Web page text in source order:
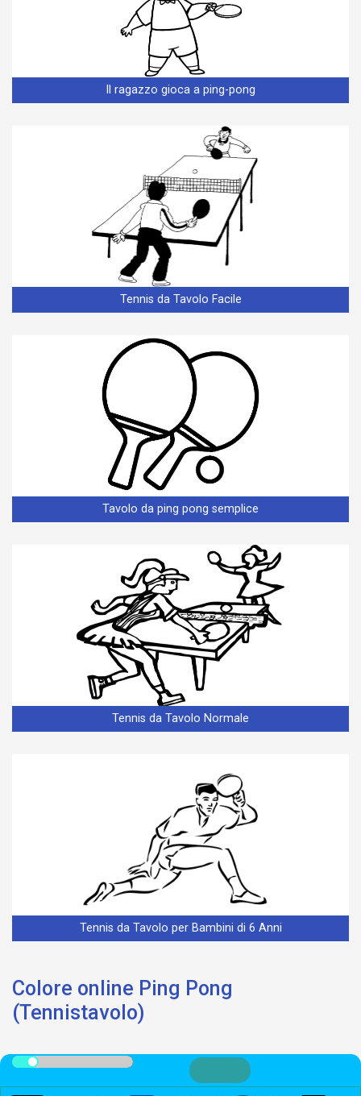
Il ragazzo gioca a ping-pong
Tennis da Tavolo Facile
Tavolo da ping pong semplice
Tennis da Tavolo Normale
Tennis da Tavolo per Bambini di 6 Anni
Colore online Ping Pong
(Tennistavolo)